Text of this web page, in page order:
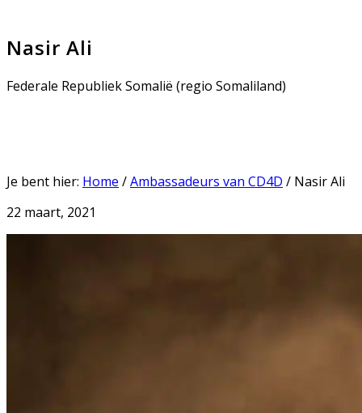
Nasir Ali
Federale Republiek Somalië (regio Somaliland)
Je bent hier: Home /Ambassadeurs van CD4D / Nasir Ali
22 maart, 2021